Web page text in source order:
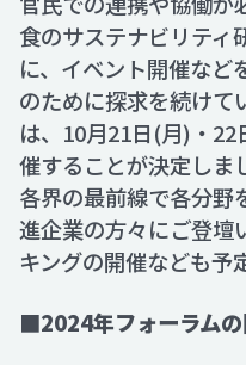
食のサステナビリティ
に、イベント開催など
のために探求を続けて
は、10月21日(月)・
催することが決定しま
各界の最前線で各分野
進企業の方々にご登壇
キングの開催なども予
■2024年フォーラム